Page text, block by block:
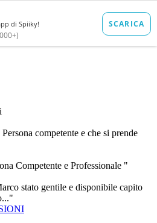
competente e che si prende
Competente e Professionale "
stato gentile e disponibile capito